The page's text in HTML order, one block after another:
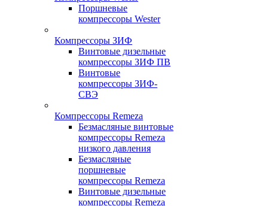
Поршневые
компрессоры Wester
Компрессоры ЗИФ
Винтовые дизельные
компрессоры ЗИФ ПВ
Винтовые
компрессоры ЗИФ-
СВЭ
Компрессоры Remeza
Безмасляные винтовые
компрессоры Remeza
низкого давления
Безмасляные
поршневые
компрессоры Remeza
Винтовые дизельные
компрессоры Remeza